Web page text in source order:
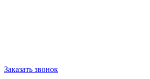
Заказать звонок